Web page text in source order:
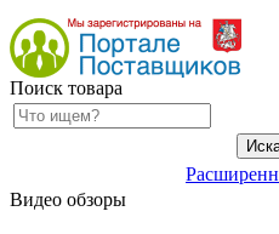
Поиск товара
Видео обзоры